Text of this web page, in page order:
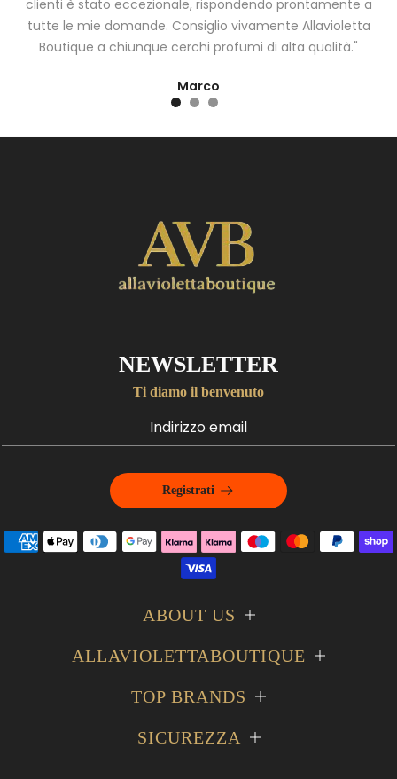
clienti è stato eccezionale, rispondendo prontamente a
tutte le mie domande. Consiglio vivamente Allavioletta
Boutique a chiunque cerchi profumi di alta qualità."
Marco
NEWSLETTER
Ti diamo il benvenuto
Registrati
ABOUT US
ALLAVIOLETTABOUTIQUE
TOP BRANDS
SICUREZZA